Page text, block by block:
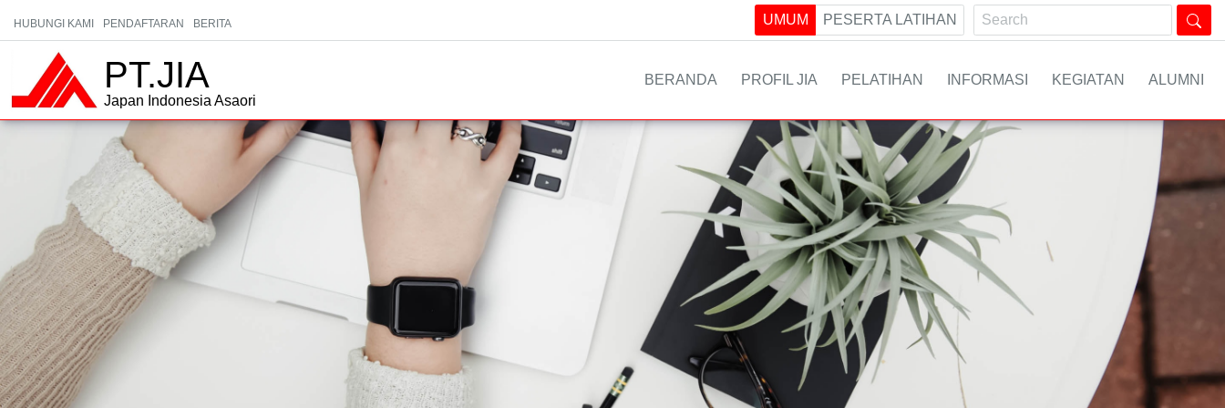
HUBUNGI KAMI PENDAFTARAN BERITA UMUM PESERTA LATIHAN
PT.JIA
Japan Indonesia Asaori
BERANDA PROFIL JIA PELATIHAN INFORMASI KEGIATAN ALUMNI